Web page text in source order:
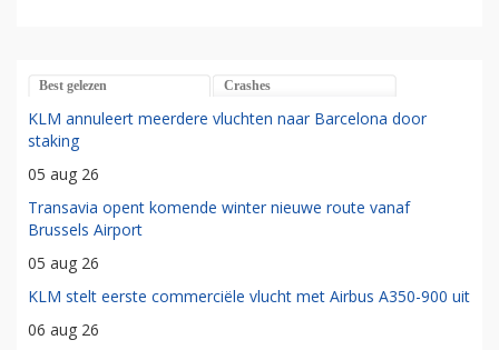
Best gelezen Crashes
KLM annuleert meerdere vluchten naar Barcelona door
staking
05 aug 26
Transavia opent komende winter nieuwe route vanaf
Brussels Airport
05 aug 26
KLM stelt eerste commerciële vlucht met Airbus A350-900 uit
06 aug 26